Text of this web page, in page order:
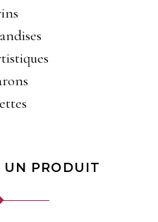
UN PRODUIT